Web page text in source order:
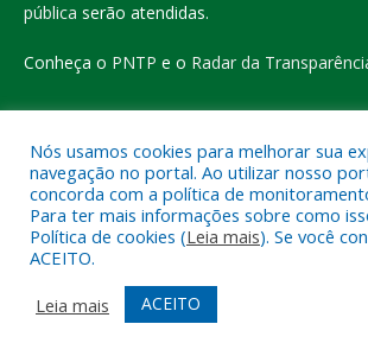
pública serão atendidas.
Conheça o PNTP e o Radar da
Todos os direitos reservados a Prefeitura
do Carajás
Mapa do Site
Acessar o Webmail
Nós usamos cookies para melhorar sua
navegação no portal. Ao utilizar nosso
concorda com a política de
Para ter mais informações sobre como
Política de cookies (Leia mais). Se você
ACEITO.
Leia mais
ACEITO